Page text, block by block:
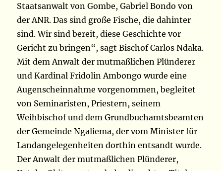
Staatsanwalt von Gombe, Gabriel Bondo von
der ANR. Das sind große Fische, die dahinter
sind. Wir sind bereit, diese Geschichte vor
Gericht zu bringen“, sagt Bischof Carlos Ndaka.
Mit dem Anwalt der mutmaßlichen Plünderer
und Kardinal Fridolin Ambongo wurde eine
Augenscheinnahme vorgenommen, begleitet
von Seminaristen, Priestern, seinem
Weihbischof und dem Grundbuchamtsbeamten
der Gemeinde Ngaliema, der vom Minister für
Landangelegenheiten dorthin entsandt wurde.
Der Anwalt der mutmaßlichen Plünderer,